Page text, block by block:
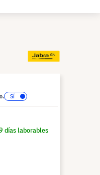
días laborables